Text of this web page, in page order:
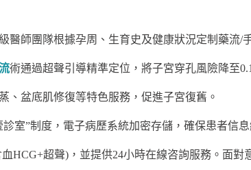
醫師團隊根據孕周、生育史及健康狀況定制藥流/
術通過超聲引導精準定位，將子宮穿孔風險降至
、盆底肌修復等特色服務，促進子宮復舊。
室”制度，電子病歷系統加密存儲，確保患者信息
HCG+超聲)，並提供24小時在線咨詢服務。面